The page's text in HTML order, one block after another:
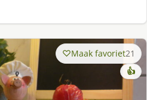
Maak favoriet21
👍